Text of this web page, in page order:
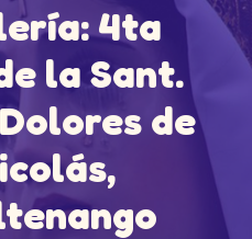
4ta
la Sant.
de